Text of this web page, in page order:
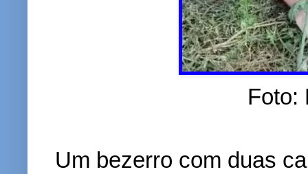
Foto:
Um bezerro com duas